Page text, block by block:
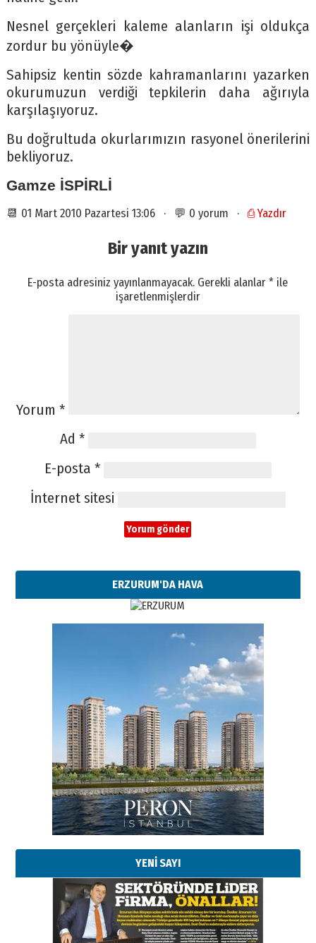
Nesnel gerçekleri kaleme alanların işi oldukça
zordur bu yönüyle�
Sahipsiz kentin sözde kahramanlarını yazarken
okurumuzun verdiği tepkilerin daha ağırıyla
karşılaşıyoruz.
Bu doğrultuda okurlarımızın rasyonel önerilerini
bekliyoruz.
Gamze İSPİRLİ
📆 01 Mart 2010 Pazartesi 13:06 · 💬 0 yorum · ⎙ Yazdır
Bir yanıt yazın
E-posta adresiniz yayınlanmayacak. Gerekli alanlar* ile
işaretlenmişlerdir
Yorum *
Ad *
E-posta *
İnternet sitesi
ERZURUM'DA HAVA
YENİ SAYI
Esat BİNDESEN
Başkan Sekmen’den Erzurum’a
bir vizyon proje daha!
02 Ağustos 2026 Pazar
Kadir SABUNCUOĞLU
Erzurumspor’un köşe taşları
29 Haziran 2026 Pazartesi
Kenan GÜLERCİ
Murat Şahsuvaroğlu ERKON’da
çıtayı yukarı taşırken,
yönetimdekiler aşağı
çekmemeli!
17 Şubat 2026 SalıOrhan BOZKURT